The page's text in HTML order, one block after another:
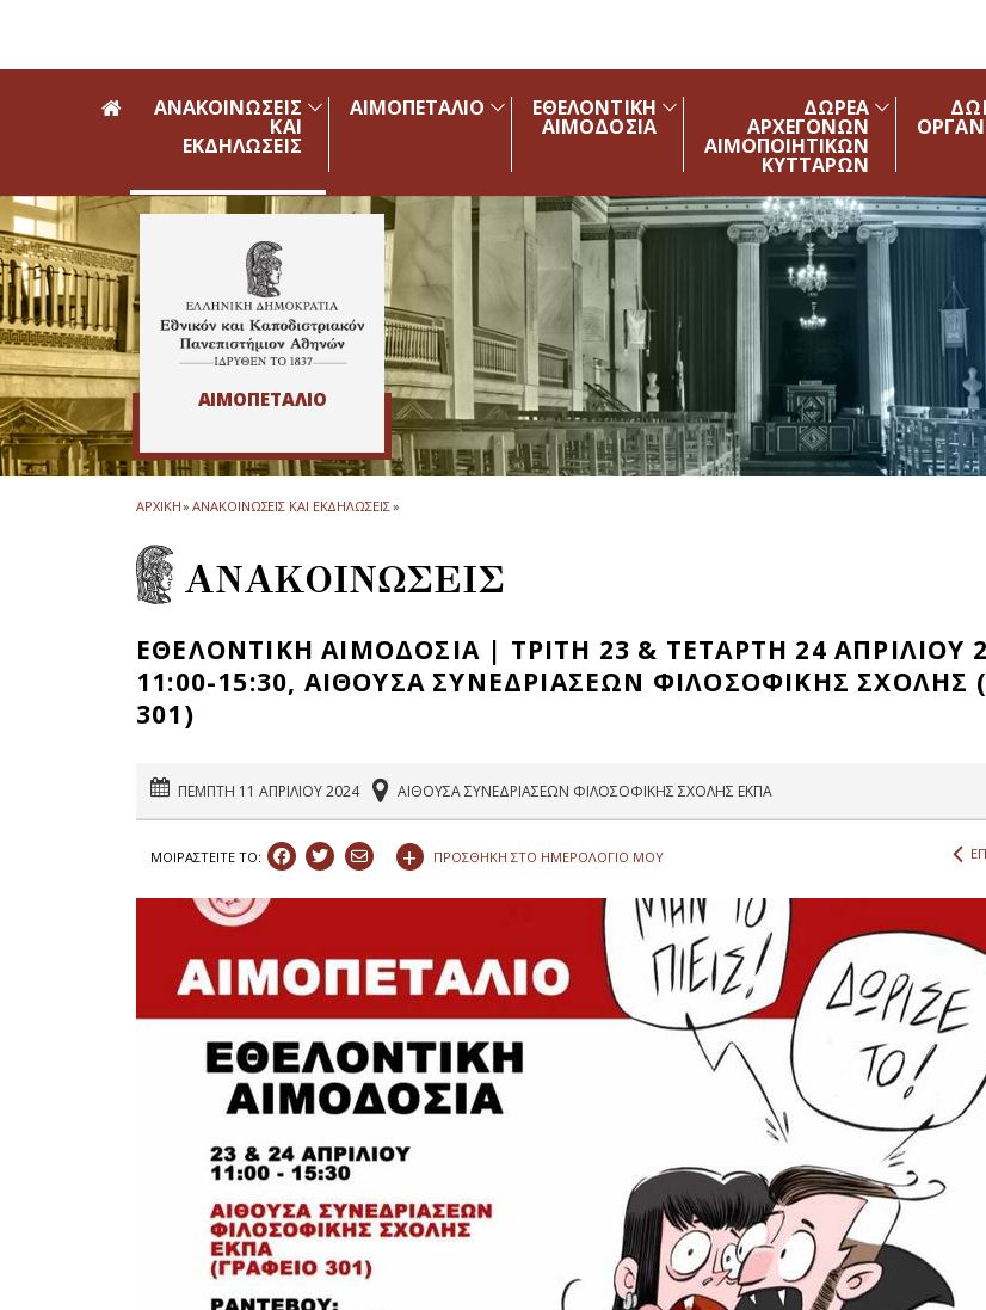
ΑΝΑΚΟΙΝΩΣΕΙΣ
ΚΑΙ
ΕΚΔΗΛΩΣΕΙΣ
ΑΙΜΟΠΕΤΑΛΙΟ ΕΘΕΛΟΝΤΙΚΗ
ΑΙΜΟΔΟΣΙΑ
ΔΩΡΕΑ
ΑΡΧΕΓΟΝΩΝ
ΑΙΜΟΠΟΙΗΤΙΚΩΝ
ΚΥΤΤΑΡΩΝ
ΑΙΜΟΠΕΤΑΛΙΟ
ΑΡΧΙΚΗ» ΑΝΑΚΟΙΝΩΣΕΙΣ ΚΑΙ ΕΚΔΗΛΩΣΕΙΣ»
ΑΝΑΚΟΙΝΩΣΕΙΣ
ΕΘΕΛΟΝΤΙΚΗ ΑΙΜΟΔΟΣΙΑ | ΤΡΙΤΗ 23 & ΤΕΤΑΡΤΗ 24 ΑΠΡΙΛΙΟΥ
11:00-15:30, ΑΙΘΟΥΣΑ ΣΥΝΕΔΡΙΑΣΕΩΝ ΦΙΛΟΣΟΦΙΚΗΣ ΣΧΟΛΗΣ
301)
ΠΕΜΠΤΗ 11 ΑΠΡΙΛΙΟΥ 2024 ΑΙΘΟΥΣΑ ΣΥΝΕΔΡΙΑΣΕΩΝ ΦΙΛΟΣΟΦΙΚΗΣ ΣΧΟΛΗΣ ΕΚΠΑ
ΜΟΙΡΑΣΤEIΤΕ ΤΟ: + ΠΡΟΣΘΗΚΗ ΣΤΟ ΗΜΕΡΟΛΟΓΙΟ ΜΟΥ